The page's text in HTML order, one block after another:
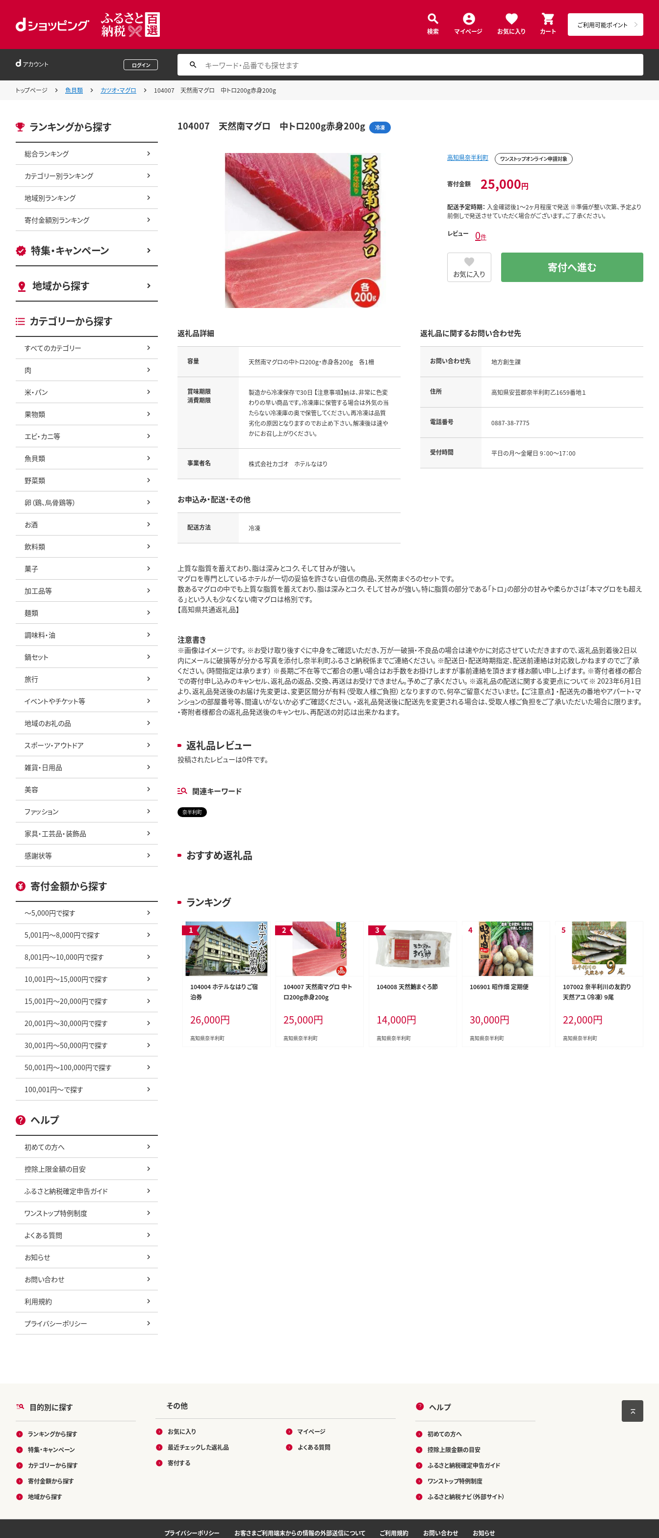
検索 マイページ お気に入り カート
ご利用可能ポイント
アカウント ログイン
トップページ 魚貝類 カツオ・マグロ 104007 天然南マグロ 中トロ200g赤身200g
ランキングから探す
総合ランキング
カテゴリー別ランキング
地域別ランキング
寄付金額別ランキング
特集・キャンペーン
地域から探す
カテゴリーから探す
すべてのカテゴリー
肉
米・パン
果物類
エビ・カニ等
魚貝類
野菜類
卵（鶏、烏骨鶏等）
お酒
飲料類
菓子
加工品等
麺類
調味料・油
鍋セット
旅行
イベントやチケット等
地域のお礼の品
スポーツ・アウトドア
雑貨・日用品
美容
ファッション
家具・工芸品・装飾品
感謝状等
寄付金額から探す
～5,000円で探す
5,001円～8,000円で探す
8,001円～10,000円で探す
10,001円～15,000円で探す
15,001円～20,000円で探す
20,001円～30,000円で探す
30,001円～50,000円で探す
50,001円～100,000円で探す
100,001円～で探す
ヘルプ
初めての方へ
控除上限金額の目安
ふるさと納税確定申告ガイド
ワンストップ特例制度
よくある質問
お知らせ
お問い合わせ
利用規約
プライバシーポリシー
104007 天然南マグロ 中トロ200g赤身200g 冷凍
高知県奈半利町 ワンストップオンライン申請対象
寄付金額 25,000円
配送予定時期： 入金確認後1～2ヶ月程度で発送 ※準備が整い次第、予定より
前倒しで発送させていただく場合がございます。ご了承ください。
レビュー 0件
お気に入り 寄付へ進む
返礼品詳細
容量 天然南マグロの中トロ200g・赤身各200g 各1柵
賞味期限
消費期限
製造から冷凍保存で30日 【注意事項】鮪は、非常に色変
わりの早い商品です。冷凍庫に保管する場合は外気の当
たらない冷凍庫の奥で保管してください。再冷凍は品質
劣化の原因となりますのでお止め下さい。解凍後は速や
かにお召し上がりください。
事業者名 株式会社カゴオ ホテルなはり
お申込み・配送・その他
配送方法 冷凍
返礼品に関するお問い合わせ先
お問い合わせ先 地方創生課
住所 高知県安芸郡奈半利町乙1659番地１
電話番号 0887-38-7775
受付時間 平日の月～金曜日 9：00～17：00
上質な脂質を蓄えており、脂は深みとコク、そして甘みが強い。
マグロを専門としているホテルが一切の妥協を許さない自信の商品、天然南まぐろのセットです。
数あるマグロの中でも上質な脂質を蓄えており、脂は深みとコク、そして甘みが強い。特に脂質の部分である「トロ」の部分の甘みや柔らかさは「本マグロをも超え
る」という人も少なくない南マグロは格別です。
【高知県共通返礼品】
注意書き
※画像はイメージです。 ※お受け取り後すぐに中身をご確認いただき、万が一破損・不良品の場合は速やかに対応させていただきますので、返礼品到着後2日以
内にメールに破損等が分かる写真を添付し奈半利町ふるさと納税係までご連絡ください。 ※配送日・配送時期指定、配送前連絡は対応致しかねますのでご了承
ください。（時間指定は承ります） ※長期ご不在等でご都合の悪い場合はお手数をお掛けしますが事前連絡を頂きます様お願い申し上げます。 ※寄付者様の都合
での寄付申し込みのキャンセル、返礼品の返品、交換、再送はお受けできません。予めご了承ください。 ※返礼品の配送に関する変更点について※ 2023年6月1日
より、返礼品発送後のお届け先変更は、変更区間分が有料（受取人様ご負担）となりますので、何卒ご留意くださいませ。 【ご注意点】 ・配送先の番地やアパート・マ
ンションの部屋番号等、間違いがないか必ずご確認ください。 ・返礼品発送後に配送先を変更される場合は、受取人様ご負担をご了承いただいた場合に限ります。
・寄附者様都合の返礼品発送後のキャンセル、再配送の対応は出来かねます。
返礼品レビュー
投稿されたレビューは0件です。
関連キーワード
奈半利町
おすすめ返礼品
ランキング
104004 ホテルなはり ご宿
泊券
26,000円
高知県奈半利町
104007 天然南マグロ 中ト
ロ200g赤身200g
25,000円
高知県奈半利町
104008 天然鮪まぐろ節
14,000円
高知県奈半利町
106901 昭作畑 定期便
30,000円
高知県奈半利町
107002 奈半利川の友釣り
天然アユ（冷凍）９尾
22,000円
高知県奈半利町
目的別に探す
ランキングから探す
特集・キャンペーン
カテゴリーから探す
寄付金額から探す
地域から探す
その他
お気に入り
最近チェックした返礼品
寄付する
マイページ
よくある質問
ヘルプ
初めての方へ
控除上限金額の目安
ふるさと納税確定申告ガイド
ワンストップ特例制度
ふるさと納税ナビ（外部サイト）
プライバシーポリシー お客さまご利用端末からの情報の外部送信について ご利用規約 お問い合わせ お知らせ